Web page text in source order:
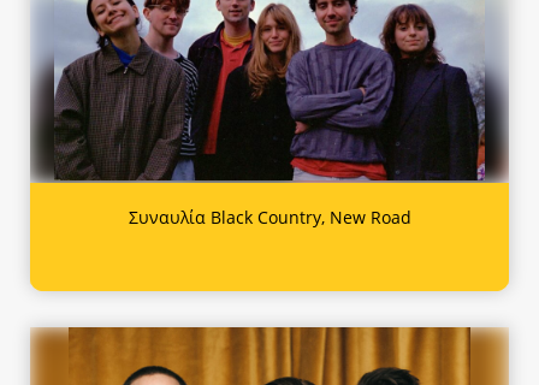
Συναυλία Black Country, New Road